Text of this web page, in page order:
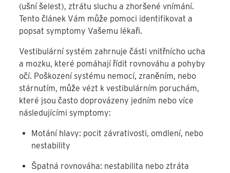
(ušní šelest), ztrátu sluchu a zhoršené vnímání.
Tento článek Vám může pomoci identifikovat a
popsat symptomy Vašemu lékaři.
Vestibulární systém zahrnuje části vnitřnícho ucha
a mozku, které pomáhají řídit rovnováhu a pohyby
očí. Poškození systému nemocí, zraněním, nebo
stárnutím, může vézt k vestibulárním poruchám,
které jsou často doprovázeny jedním nebo více
následujícími symptomy:
Motání hlavy: pocit závrativosti, omdlení, nebo
nestability
Špatná rovnováha: nestabilita nebo ztráta